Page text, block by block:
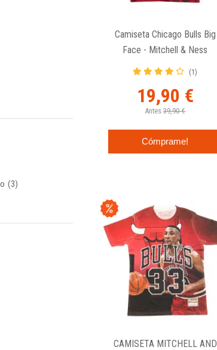
(3)
Camiseta Chicago Bulls Big
Face - Mitchell & Ness
(1)
19,90 €
Antes 39,90 €
Cómprame!
CAMISETA MITCHELL AND